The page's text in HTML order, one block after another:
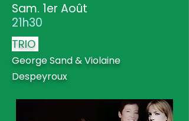
Sam. 1er Août
21h30
TRIO
George Sand& Violaine
Despeyroux